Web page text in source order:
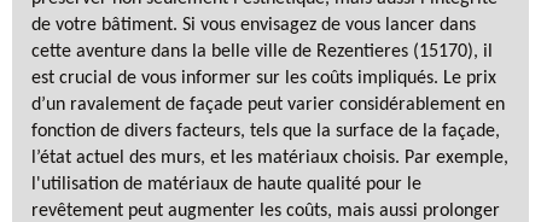
de votre bâtiment. Si vous envisagez de vous lancer dans
cette aventure dans la belle ville de Rezentieres (15170), il
est crucial de vous informer sur les coûts impliqués. Le prix
d’un ravalement de façade peut varier considérablement en
fonction de divers facteurs, tels que la surface de la façade,
l’état actuel des murs, et les matériaux choisis. Par exemple,
l'utilisation de matériaux de haute qualité pour le
revêtement peut augmenter les coûts, mais aussi prolonger